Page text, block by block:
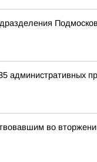
административных
во